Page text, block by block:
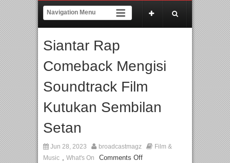
Gerbang Inovasi dan Peluang Bisnis Industri Gifts dan Housewares Asia
Perpaduan Warisan Dan Semangat Lokal, BIRKENSTOCK INDONESIA
Jakarta dengan Ribuan Mainan dan Produk Bayi dari Seluruh Dunia,
Siantar Rap
Comeback Mengisi
Soundtrack Film
Kutukan Sembilan
Setan
Jun 28, 2023 broadcastmagz
Film &
Music , What's On Comments Off